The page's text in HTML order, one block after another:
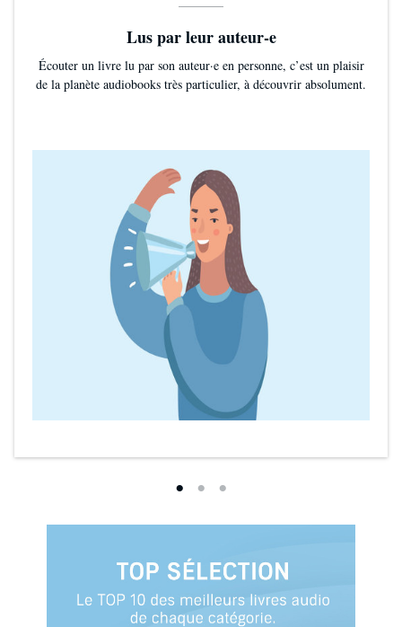
Lus par leur auteur-e
Écouter un livre lu par son auteur·e en personne, c’est un plaisir
de la planète audiobooks très particulier, à découvrir absolument.